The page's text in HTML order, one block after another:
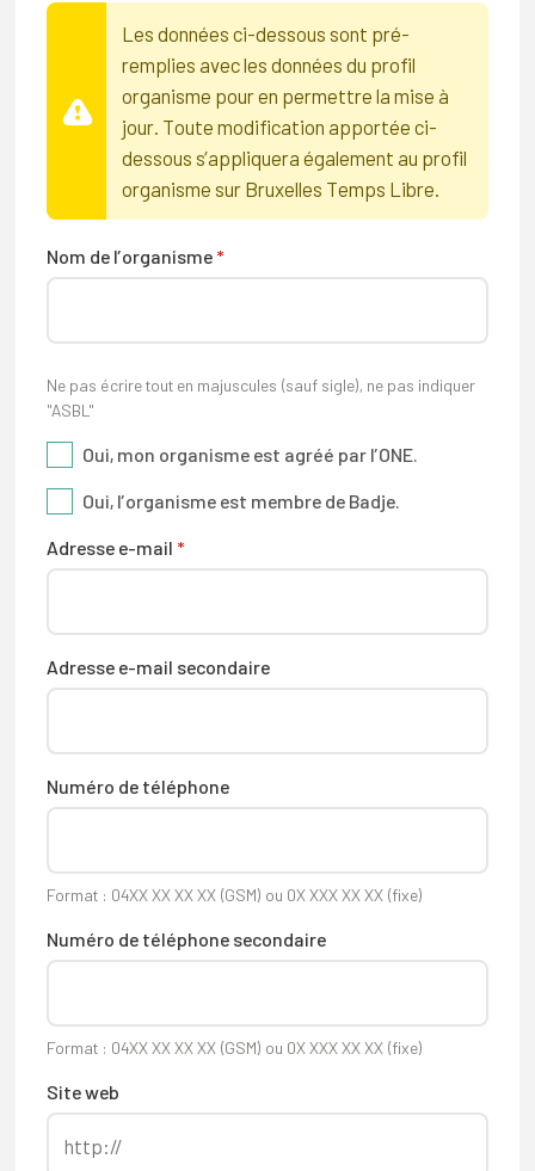
Les données ci-dessous sont pré-
remplies avec les données du profil
organisme pour en permettre la mise à
jour. Toute modification apportée ci-
dessous s’appliquera également au profil
organisme sur Bruxelles Temps Libre.
Nom de l’organisme *
Ne pas écrire tout en majuscules (sauf sigle), ne pas indiquer
"ASBL"
Oui, mon organisme est agréé par l’ONE.
Oui, l’organisme est membre de Badje.
Adresse e-mail *
Adresse e-mail secondaire
Numéro de téléphone
Format : 04XX XX XX XX (GSM) ou 0X XXX XX XX (fixe)
Numéro de téléphone secondaire
Format : 04XX XX XX XX (GSM) ou 0X XXX XX XX (fixe)
Site web